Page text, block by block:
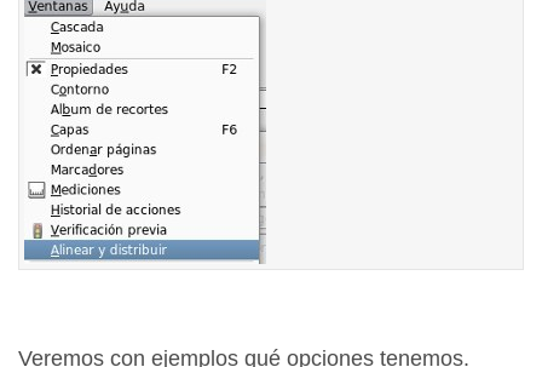
Veremos con ejemplos qué opciones tenemos.